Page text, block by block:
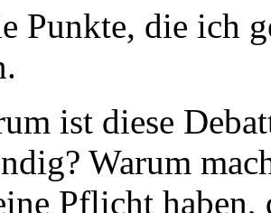
Punkte, die ich
ist diese
Warum
Pflicht haben,